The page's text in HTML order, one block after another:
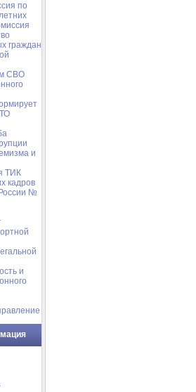
по
граждан
СВО
и
ТИК
кадров
№
и